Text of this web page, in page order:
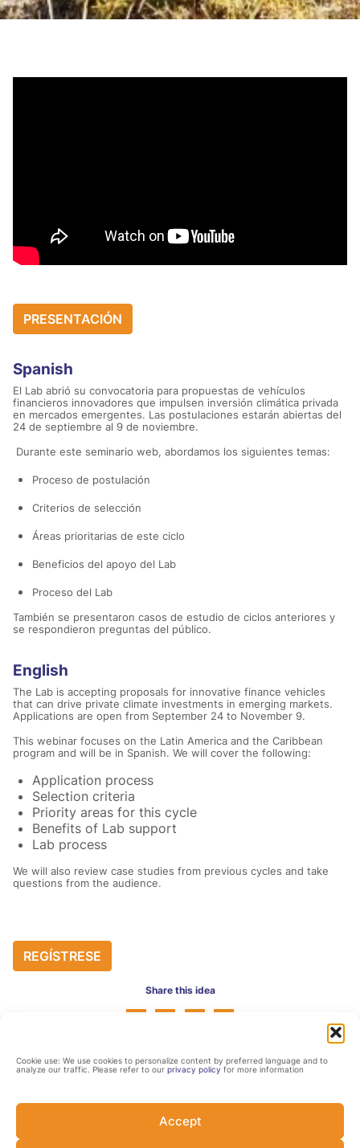
Cookie use: We use cookies to personalize content by preferred language and to
analyze our traffic. Please refer to our privacy policy for more information
Accept
PRESENTACIÓN
Spanish
El Lab abrió su convocatoria para propuestas de vehículos
financieros innovadores que impulsen inversión climática privada
en mercados emergentes. Las postulaciones estarán abiertas del
24 de septiembre al 9 de noviembre.
Durante este seminario web, abordamos los siguientes temas:
Proceso de postulación
Criterios de selección
Áreas prioritarias de este ciclo
Beneficios del apoyo del Lab
Proceso del Lab
También se presentaron casos de estudio de ciclos anteriores y
se respondieron preguntas del público.
English
The Lab is accepting proposals for innovative finance vehicles
that can drive private climate investments in emerging markets.
Applications are open from September 24 to November 9.
This webinar focuses on the Latin America and the Caribbean
program and will be in Spanish. We will cover the following:
Application process
Selection criteria
Priority areas for this cycle
Benefits of Lab support
Lab process
We will also review case studies from previous cycles and take
questions from the audience.
REGÍSTRESE
Share this idea